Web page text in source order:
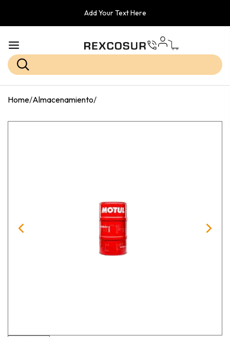
Add Your Text Here
Home/Almacenamiento/